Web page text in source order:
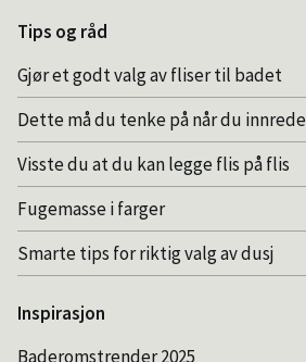
Tips og råd
Gjør et godt valg av fliser til badet
Dette må du tenke på når du
Visste du at du kan legge flis på flis
Fugemasse i farger
Smarte tips for riktig valg av dusj
Inspirasjon
Baderomstrender 2025